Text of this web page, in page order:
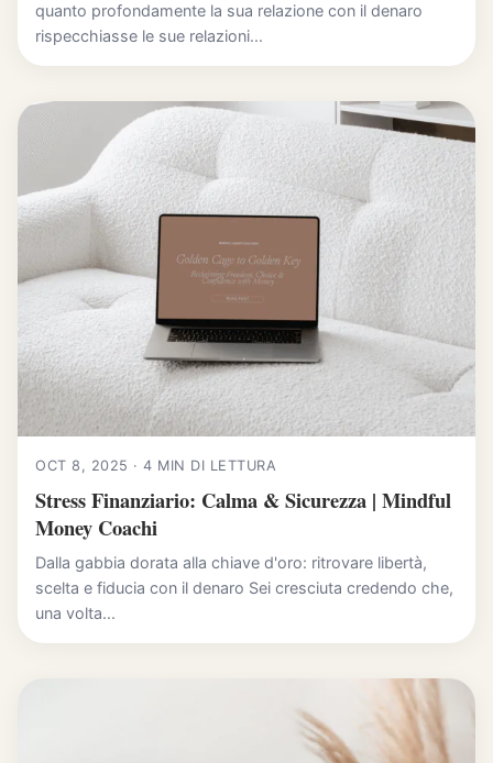
quanto profondamente la sua relazione con il denaro
rispecchiasse le sue relazioni...
OCT 8, 2025 · 4 MIN DI LETTURA
Stress Finanziario: Calma & Sicurezza | Mindful
Money Coachi
Dalla gabbia dorata alla chiave d'oro: ritrovare libertà,
scelta e fiducia con il denaro Sei cresciuta credendo che,
una volta...